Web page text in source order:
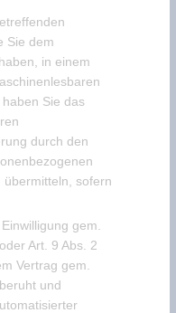
Sie dem
in einem
Sie das
durch den
sofern
gem.
Art. 9 Abs. 2
Vertrag gem.
und